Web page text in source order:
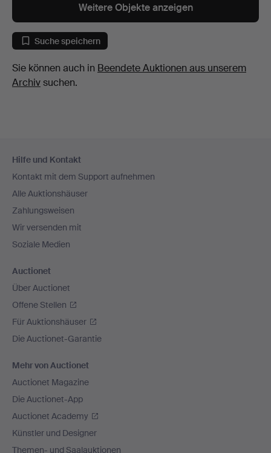
Weitere Objekte anzeigen
Suche speichern
Sie können auch in Beendete Auktionen aus unserem
Archivsuchen.
Navigation
Hilfe und Kontakt
Kontakt mit dem Support aufnehmen
Alle Auktionshäuser
Zahlungsweisen
Wir versenden mit
Soziale Medien
Auctionet
Über Auctionet
Offene Stellen
Für Auktionshäuser
Die Auctionet-Garantie
Mehr von Auctionet
Auctionet Magazine
Die Auctionet-App
Auctionet Academy
Künstler und Designer
Themen- und Saalauktionen